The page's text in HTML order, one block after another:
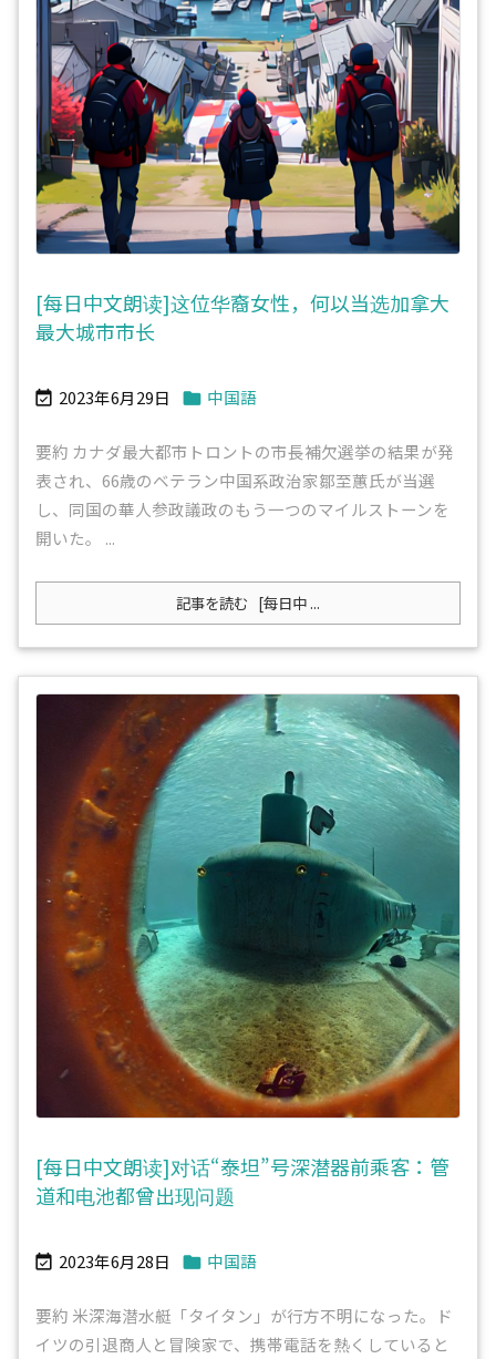
[每日中文朗读]这位华裔女性，何以当选加拿大
最大城市市长
 2023年6月29日  中国語
要約 カナダ最大都市トロントの市長補欠選挙の結果が発
表され、66歳のベテラン中国系政治家鄒至蕙氏が当選
し、同国の華人参政議政のもう一つのマイルストーンを
開いた。 ...
記事を読む [每日中 ...
[每日中文朗读]对话“泰坦”号深潜器前乘客：管
道和电池都曾出现问题
 2023年6月28日  中国語
要約 米深海潜水艇「タイタン」が行方不明になった。ド
イツの引退商人と冒険家で、携帯電話を熱くしていると